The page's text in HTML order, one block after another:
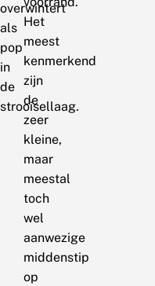
overwintert
als
pop
in
de
strooisellaag.
Het
meest
kenmerkend
zijn
de
zeer
kleine,
maar
meestal
toch
wel
aanwezige
middenstip
op